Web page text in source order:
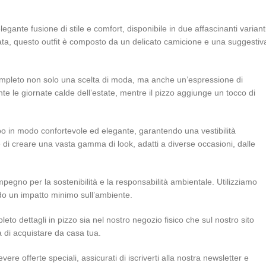
fusione di stile e comfort, disponibile in due affascinanti
questo outfit è composto da un delicato camicione e una
non solo una scelta di moda, ma anche un’espressione di
le giornate calde dell’estate, mentre il pizzo aggiunge un tocco di
in modo confortevole ed elegante, garantendo una vestibilità
creare una vasta gamma di look, adatti a diverse occasioni, dalle
per la sostenibilità e la responsabilità ambientale. Utilizziamo
un impatto minimo sull’ambiente.
dettagli in pizzo sia nel nostro negozio fisico che sul nostro sito
acquistare da casa tua.
offerte speciali, assicurati di iscriverti alla nostra newsletter e